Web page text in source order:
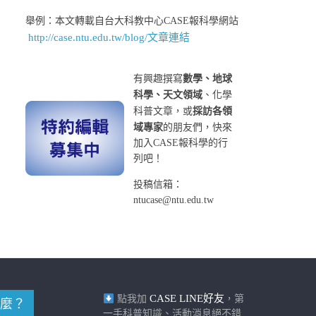
舉例：本文轉載自台大科教中心CASE報科學網站
http://case.ntu.edu.tw/blog/文章連結
有興趣撰寫數學、地球
科學、天文領域 、化學
科普文章，或採訪各領
域專家的朋友們，快來
加入CASE報科學的行
列吧！
投稿信箱：
ntucase@ntu.edu.tw
？ 點我加 CASE LINE好友 ，第
一手科普知識、活動消息絕不錯